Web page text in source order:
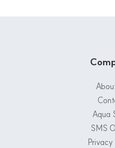
Aqua
SMS
Privacy